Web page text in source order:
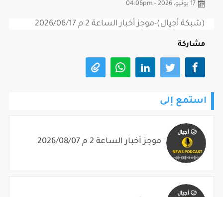
17 يونيو، 2026 - 04:06pm
(شبكة أجيال)-موجز أخبار الساعة 2 م 2026/06/17
مشاركة
استمع إلى
موجز أخبار الساعة 2 م 2026/08/07